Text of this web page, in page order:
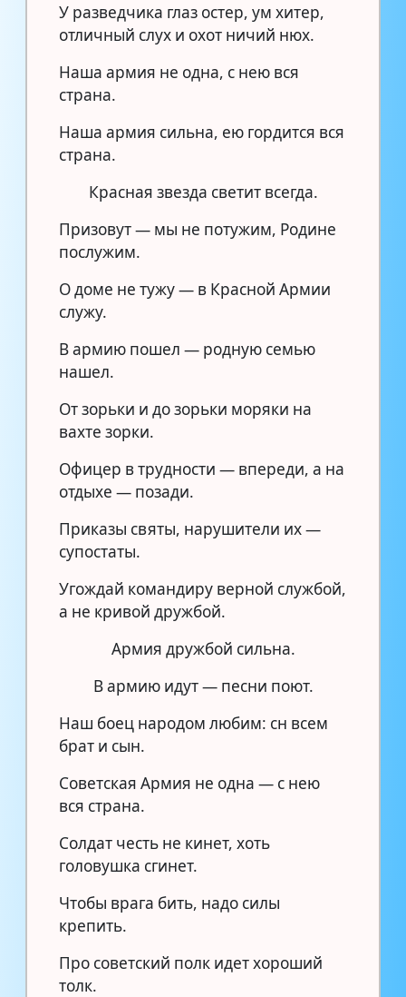
У разведчика глаз остер, ум хитер,
отличный слух и охот ничий нюх.
Наша армия не одна, с нею вся
страна.
Наша армия сильна, ею гордится вся
страна.
Красная звезда светит всегда.
Призовут — мы не потужим, Родине
послужим.
О доме не тужу — в Красной Армии
служу.
В армию пошел — родную семью
нашел.
От зорьки и до зорьки моряки на
вахте зорки.
Офицер в трудности — впереди, а на
отдыхе — позади.
Приказы святы, нарушители их —
супостаты.
Угождай командиру верной службой,
а не кривой дружбой.
Армия дружбой сильна.
В армию идут — песни поют.
Наш боец народом любим: сн всем
брат и сын.
Советская Армия не одна — с нею
вся страна.
Солдат честь не кинет, хоть
головушка сгинет.
Чтобы врага бить, надо силы
крепить.
Про советский полк идет хороший
толк.